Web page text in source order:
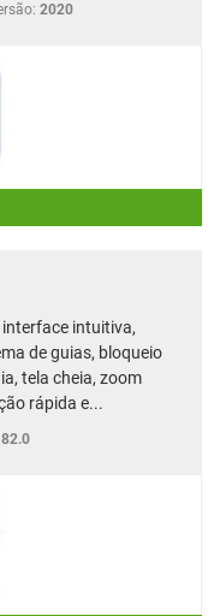
2020
intuitiva,
de guias, bloqueio
tela cheia, zoom
rápida e...
82.0